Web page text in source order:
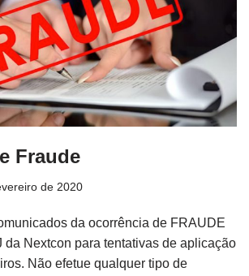
Fraude
de 2020
da ocorrência de FRAUDE
da Nextcon para tentativas de aplicação
Não efetue qualquer tipo de